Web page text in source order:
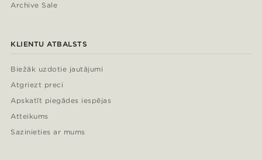
Archive Sale
KLIENTU ATBALSTS
Biežāk uzdotie jautājumi
Atgriezt preci
Apskatīt piegādes iespējas
Atteikums
Sazinieties ar mums